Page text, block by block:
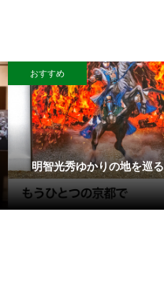
おすすめ
明智光秀ゆかりの地を巡る